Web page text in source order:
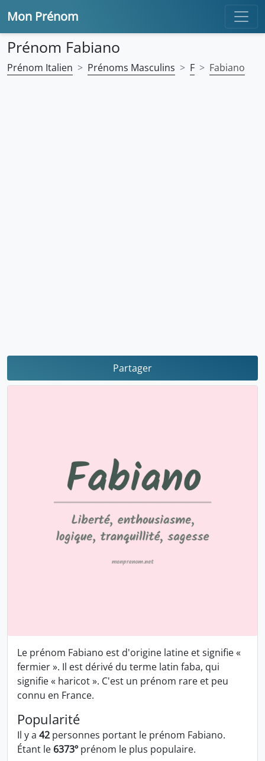
Mon Prénom
Prénom Fabiano
Prénom Italien Prénoms Masculins F Fabiano
Partager
Le prénom Fabiano est d'origine latine et signifie «
fermier ». Il est dérivé du terme latin faba, qui
signifie « haricot ». C'est un prénom rare et peu
connu en France.
Popularité
Il y a 42 personnes portant le prénom Fabiano.
Étant le 6373º prénom le plus populaire.